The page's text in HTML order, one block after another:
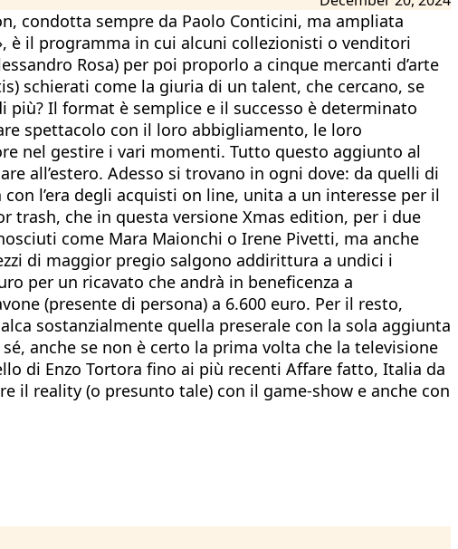
condotta sempre da Paolo Conticini, ma ampliata
è il programma in cui alcuni collezionisti o venditori
Rosa) per poi proporlo a cinque mercanti d’arte
schierati come la giuria di un talent, che cercano, se
Il format è semplice e il successo è determinato
spettacolo con il loro abbigliamento, le loro
nel gestire i vari momenti. Tutto questo aggiunto al
all’estero. Adesso si trovano in ogni dove: da quelli di
l’era degli acquisti on line, unita a un interesse per il
trash, che in questa versione Xmas edition, per i due
come Mara Maionchi o Irene Pivetti, ma anche
di maggior pregio salgono addirittura a undici i
per un ricavato che andrà in beneficenza a
(presente di persona) a 6.600 euro. Per il resto,
sostanzialmente quella preserale con la sola aggiunta
anche se non è certo la prima volta che la televisione
di Enzo Tortora fino ai più recenti Affare fatto, Italia da
il reality (o presunto tale) con il game-show e anche con